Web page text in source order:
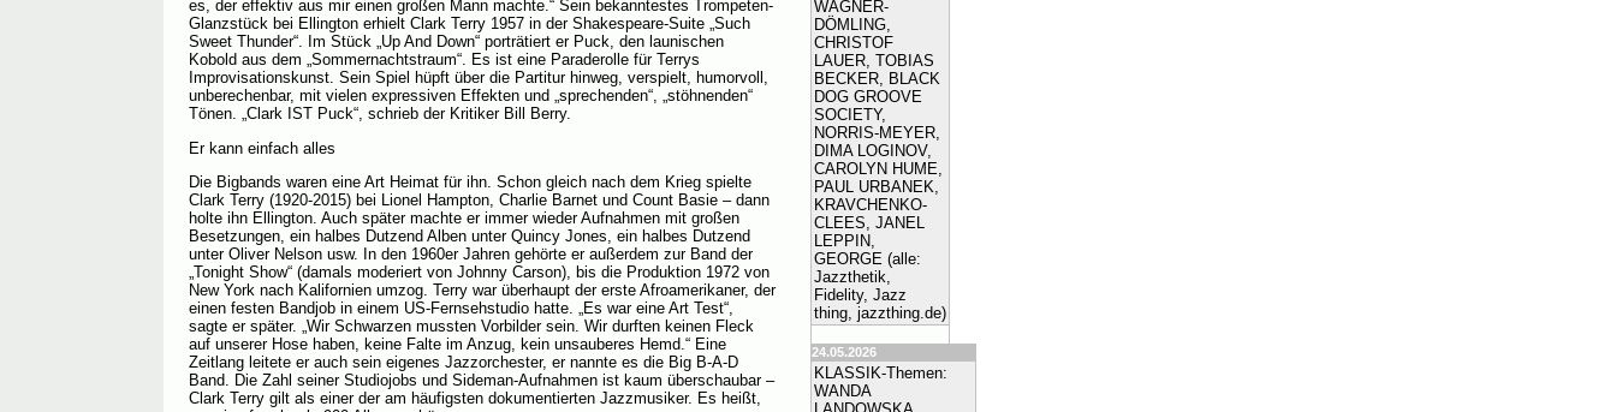
es, der effektiv aus mir einen großen Mann machte.“ Sein bekanntestes Trompeten-
Glanzstück bei Ellington erhielt Clark Terry 1957 in der Shakespeare-Suite „Such
Sweet Thunder“. Im Stück „Up And Down“ porträtiert er Puck, den launischen
Kobold aus dem „Sommernachtstraum“. Es ist eine Paraderolle für Terrys
Improvisationskunst. Sein Spiel hüpft über die Partitur hinweg, verspielt, humorvoll,
unberechenbar, mit vielen expressiven Effekten und „sprechenden“, „stöhnenden“
Tönen. „Clark IST Puck“, schrieb der Kritiker Bill Berry.
Er kann einfach alles
Die Bigbands waren eine Art Heimat für ihn. Schon gleich nach dem Krieg spielte
Clark Terry (1920-2015) bei Lionel Hampton, Charlie Barnet und Count Basie – dann
holte ihn Ellington. Auch später machte er immer wieder Aufnahmen mit großen
Besetzungen, ein halbes Dutzend Alben unter Quincy Jones, ein halbes Dutzend
unter Oliver Nelson usw. In den 1960er Jahren gehörte er außerdem zur Band der
„Tonight Show“ (damals moderiert von Johnny Carson), bis die Produktion 1972 von
New York nach Kalifornien umzog. Terry war überhaupt der erste Afroamerikaner, der
einen festen Bandjob in einem US-Fernsehstudio hatte. „Es war eine Art Test“,
sagte er später. „Wir Schwarzen mussten Vorbilder sein. Wir durften keinen Fleck
auf unserer Hose haben, keine Falte im Anzug, kein unsauberes Hemd.“ Eine
Zeitlang leitete er auch sein eigenes Jazzorchester, er nannte es die Big B-A-D
Band. Die Zahl seiner Studiojobs und Sideman-Aufnahmen ist kaum überschaubar –
Clark Terry gilt als einer der am häufigsten dokumentierten Jazzmusiker. Es heißt,
WAGNER-
DÖMLING,
CHRISTOF
LAUER, TOBIAS
BECKER, BLACK
DOG GROOVE
SOCIETY,
NORRIS-MEYER,
DIMA LOGINOV,
CAROLYN HUME,
PAUL URBANEK,
KRAVCHENKO-
CLEES, JANEL
LEPPIN,
GEORGE (alle:
Jazzthetik,
Fidelity, Jazz
thing, jazzthing.de)
24.05.2026
KLASSIK-Themen:
WANDA